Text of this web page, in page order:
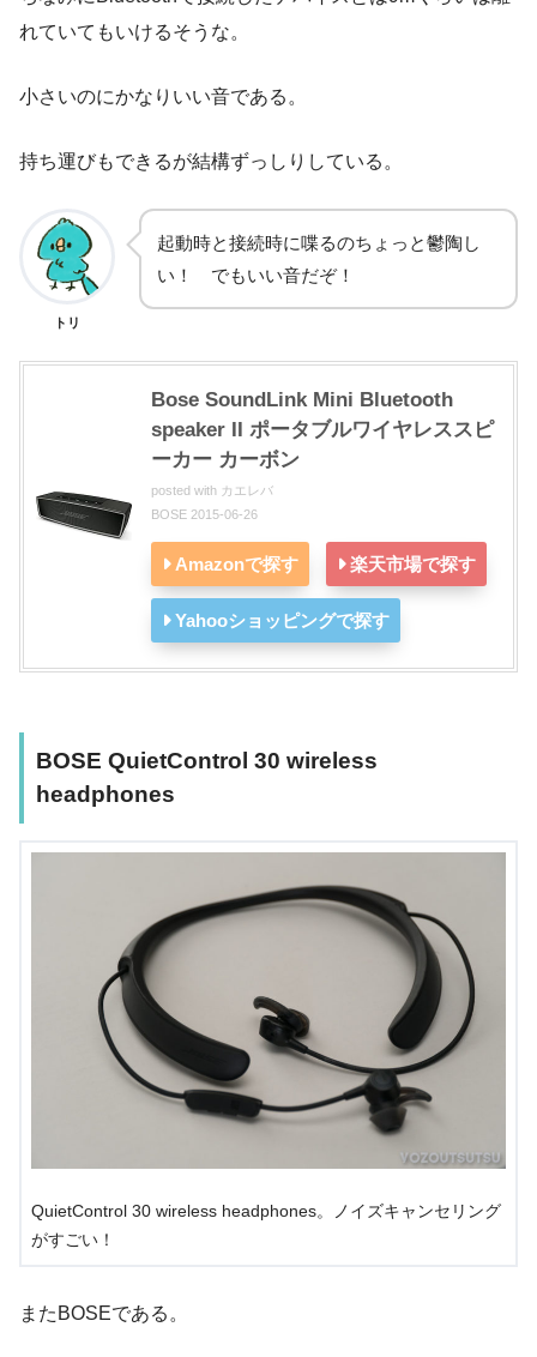
れていてもいけるそうな。
小さいのにかなりいい音である。
持ち運びもできるが結構ずっしりしている。
トリ
起動時と接続時に喋るのちょっと鬱陶し
い！ でもいい音だぞ！
Bose SoundLink Mini Bluetooth
speaker II ポータブルワイヤレススピ
ーカー カーボン
posted with カエレバ
BOSE 2015-06-26
Amazonで探す 楽天市場で探す
Yahooショッピングで探す
BOSE QuietControl 30 wireless
headphones
QuietControl 30 wireless headphones。ノイズキャンセリング
がすごい！
またBOSEである。